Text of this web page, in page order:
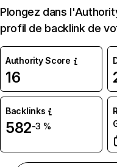
Plongez dans
profil de backlink de
Authority Score
16
Backlinks
582-3 %